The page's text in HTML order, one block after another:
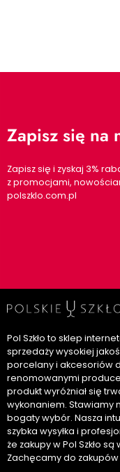
Zapisz się na
Zapisz się i zyskaj 3%
z promocjami,
polszklo.com.pl
Pol Szkło to sklep
sprzedaży wysokiej
porcelany i akcesoriów
renomowanymi
produkt wyróżniał się
wykonaniem. Stawiamy
bogaty wybór. Nasza
szybka wysyłka i
że zakupy w Pol Szkło
Zachęcamy do zakupów